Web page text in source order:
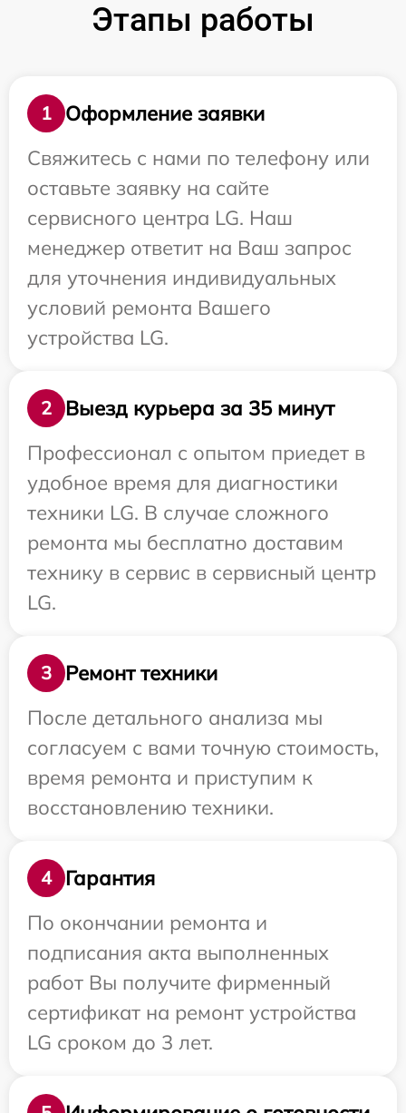
Этапы работы
1
Оформление заявки
Свяжитесь с нами по телефону или
оставьте заявку на сайте
сервисного центра LG. Наш
менеджер ответит на Ваш запрос
для уточнения индивидуальных
условий ремонта Вашего
устройства LG.
2
Выезд курьера за 35 минут
Профессионал с опытом приедет в
удобное время для диагностики
техники LG. В случае сложного
ремонта мы бесплатно доставим
технику в сервис в сервисный центр
LG.
3
Ремонт техники
После детального анализа мы
согласуем с вами точную стоимость,
время ремонта и приступим к
восстановлению техники.
4
Гарантия
По окончании ремонта и
подписания акта выполненных
работ Вы получите фирменный
сертификат на ремонт устройства
LG сроком до 3 лет.